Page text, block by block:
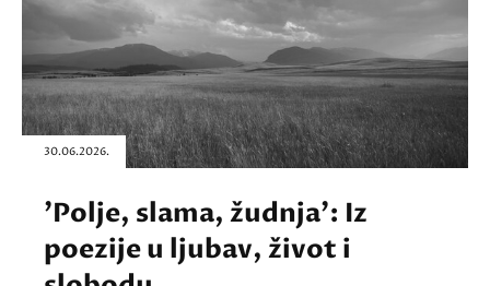
30.06.2026.
'Polje, slama, žudnja': Iz
poezije u ljubav, život i